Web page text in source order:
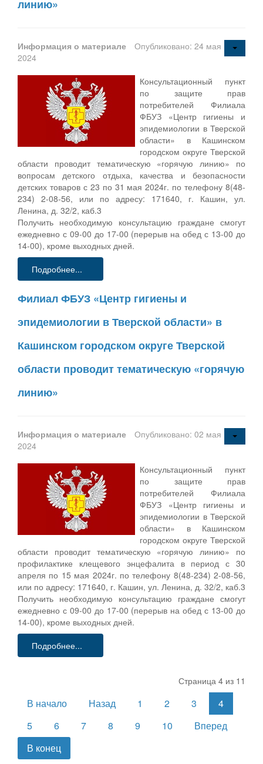
линию»
Информация о материале
Опубликовано: 24 мая
2024
Консультационный пункт
по защите прав
потребителей Филиала
ФБУЗ «Центр гигиены и
эпидемиологии в Тверской
области» в Кашинском
городском округе Тверской
области проводит тематическую «горячую линию» по
вопросам детского отдыха, качества и безопасности
детских товаров с 23 по 31 мая 2024г. по телефону 8(48-
234) 2-08-56, или по адресу: 171640, г. Кашин, ул.
Ленина, д. 32/2, каб.3
Получить необходимую консультацию граждане смогут
ежедневно с 09-00 до 17-00 (перерыв на обед с 13-00 до
14-00), кроме выходных дней.
Подробнее...
Филиал ФБУЗ «Центр гигиены и
эпидемиологии в Тверской области» в
Кашинском городском округе Тверской
области проводит тематическую «горячую
линию»
Информация о материале
Опубликовано: 02 мая
2024
Консультационный пункт
по защите прав
потребителей Филиала
ФБУЗ «Центр гигиены и
эпидемиологии в Тверской
области» в Кашинском
городском округе Тверской
области проводит тематическую «горячую линию» по
профилактике клещевого энцефалита в период с 30
апреля по 15 мая 2024г. по телефону 8(48-234) 2-08-56,
или по адресу: 171640, г. Кашин, ул. Ленина, д. 32/2, каб.3
Получить необходимую консультацию граждане смогут
ежедневно с 09-00 до 17-00 (перерыв на обед с 13-00 до
14-00), кроме выходных дней.
Подробнее...
Страница 4 из 11
В начало Назад 1 2 3
4
5
6 7 8 9 10
Вперед
В конец